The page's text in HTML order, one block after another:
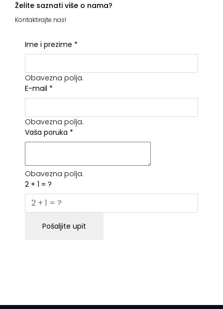
Želite saznati više o nama?
Kontaktirajte nas!
Ime i prezime *
Obavezna polja.
E-mail *
Obavezna polja.
Vaša poruka *
Obavezna polja.
2 + 1 = ?
Pošaljite upit